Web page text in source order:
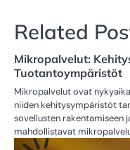
Related
Mikropalvelut:
Tuotantoympäristöt
Mikropalvelut ovat
niiden kehitysympäristöt
sovellusten rakentamiseen
mahdollistavat